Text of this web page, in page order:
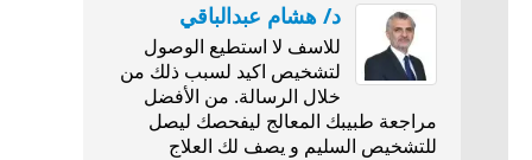
د/ هشام عبدالباقي
للاسف لا استطيع الوصول
لتشخيص اكيد لسبب ذلك من
خلال الرسالة. من الأفضل
مراجعة طبيبك المعالج ليفحصك ليصل
للتشخيص السليم و يصف لك العلاج